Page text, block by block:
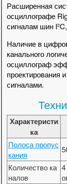
Расширенная
осциллографе
сигналам шин
Наличие в
канального
осциллограф
проектирования
сигналами.
Характеристи
ка
Полоса пропус
кания
Количество ка
налов